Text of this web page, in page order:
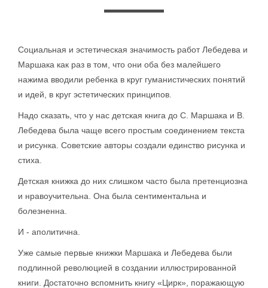
Социальная и эстетическая значимость работ Лебедева и
Маршака как раз в том, что они оба без малейшего
нажима вводили ребенка в круг гуманистических понятий
и идей, в круг эстетических принципов.
Надо сказать, что у нас детская книга до С. Маршака и В.
Лебедева была чаще всего простым соединением текста
и рисунка. Советские авторы создали единство рисунка и
стиха.
Детская книжка до них слишком часто была претенциозна
и нравоучительна. Она была сентиментальна и
болезненна.
И - аполитична.
Уже самые первые книжки Маршака и Лебедева были
подлинной революцией в создании иллюстрированной
книги. Достаточно вспомнить книгу «Цирк», поражающую